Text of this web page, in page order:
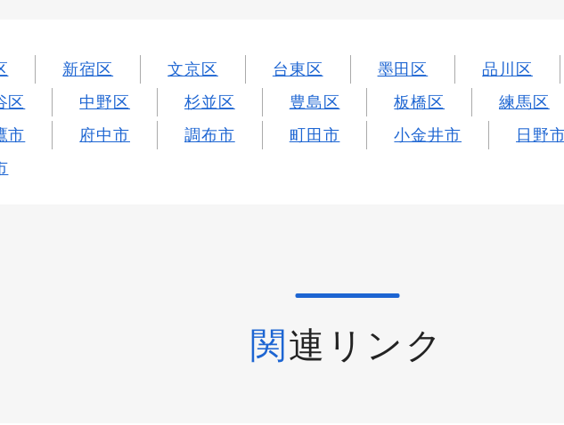
新宿区 文京区 台東区 墨田区 品川区
区 中野区 杉並区 豊島区 板橋区 練馬区
市 府中市 調布市 町田市 小金井市 日野
関連リンク